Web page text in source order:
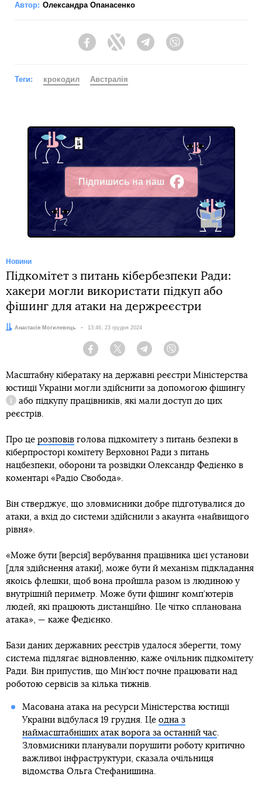
Автор: Олександра Опанасенко
FacebookTwitter Telegram
Теги: крокодил Австралія
Підпишись на наш
Facebook
Новини
Підкомітет з питань кібербезпеки Ради:
хакери могли використати підкуп або
фішинг для атаки на держреєстри
Автор:
Анастасія Могилевець Дата:
13:46, 23 грудня 2024
Facebook Twitter Telegram
Масштабну кібератаку на державні реєстри Міністерства
юстиції України могли здійснити за допомогою фішингу
Довідка
або підкупу працівників, які мали доступ до цих
реєстрів.
Про це розповів голова підкомітету з питань безпеки в
кіберпросторі комітету Верховної Ради з питань
нацбезпеки, оборони та розвідки Олександр Федієнко в
коментарі «Радіо Свобода».
Він стверджує, що зловмисники добре підготувалися до
атаки, а вхід до системи здійснили з акаунта «найвищого
рівня».
«Може бути [версія] вербування працівника цієї установи
[для здійснення атаки], може бути й механізм підкладання
якоїсь флешки, щоб вона пройшла разом із людиною у
внутрішній периметр. Може бути фішинг комп’ютерів
людей, які працюють дистанційно. Це чітко спланована
атака», — каже Федієнко.
Бази даних державних реєстрів удалося зберегти, тому
система підлягає відновленню, каже очільник підкомітету
Ради. Він припустив, що Мін’юст почне працювати над
роботою сервісів за кілька тижнів.
Масована атака на ресурси Міністерства юстиції
України відбулася 19 грудня. Це одна з
наймасштабніших атак ворога за останній час.
Зловмисники планували порушити роботу критично
важливої інфраструктури, сказала очільниця
відомства Ольга Стефанишина.